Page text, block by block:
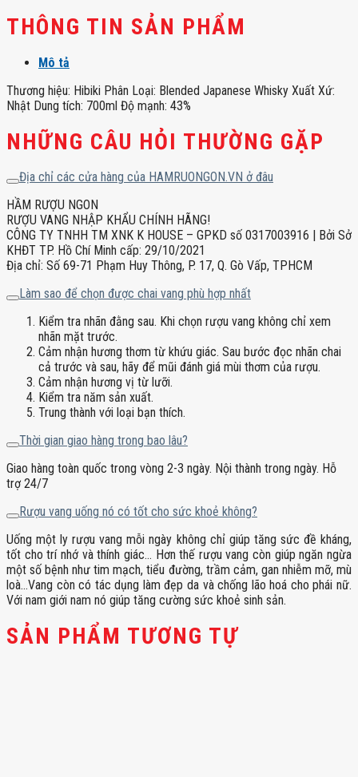
THÔNG TIN SẢN PHẨM
Mô tả
Thương hiệu: Hibiki Phân Loại: Blended Japanese Whisky Xuất Xứ:
Nhật Dung tích: 700ml Độ mạnh: 43%
NHỮNG CÂU HỎI THƯỜNG GẶP
Địa chỉ các cửa hàng của HAMRUONGON.VN ở đâu
HẦM RƯỢU NGON
RƯỢU VANG NHẬP KHẨU CHÍNH HÃNG!
CÔNG TY TNHH TM XNK K HOUSE – GPKD số 0317003916 | Bởi Sở
KHĐT TP. Hồ Chí Minh cấp: 29/10/2021
Địa chỉ: Số 69-71 Phạm Huy Thông, P. 17, Q. Gò Vấp, TPHCM
Làm sao để chọn được chai vang phù hợp nhất
Kiểm tra nhãn đằng sau. Khi chọn rượu vang không chỉ xem
nhãn mặt trước.
Cảm nhận hương thơm từ khứu giác. Sau bước đọc nhãn chai
cả trước và sau, hãy để mũi đánh giá mùi thơm của rượu.
Cảm nhận hương vị từ lưỡi.
Kiểm tra năm sản xuất.
Trung thành với loại bạn thích.
Thời gian giao hàng trong bao lâu?
Giao hàng toàn quốc trong vòng 2-3 ngày. Nội thành trong ngày. Hỗ
trợ 24/7
Rượu vang uống nó có tốt cho sức khoẻ không?
Uống một ly rượu vang mỗi ngày không chỉ giúp tăng sức đề kháng,
tốt cho trí nhớ và thính giác… Hơn thế rượu vang còn giúp ngăn ngừa
một số bệnh như tim mạch, tiểu đường, trầm cảm, gan nhiễm mỡ, mù
loà…Vang còn có tác dụng làm đẹp da và chống lão hoá cho phái nữ.
Với nam giới nam nó giúp tăng cường sức khoẻ sinh sản.
SẢN PHẨM TƯƠNG TỰ